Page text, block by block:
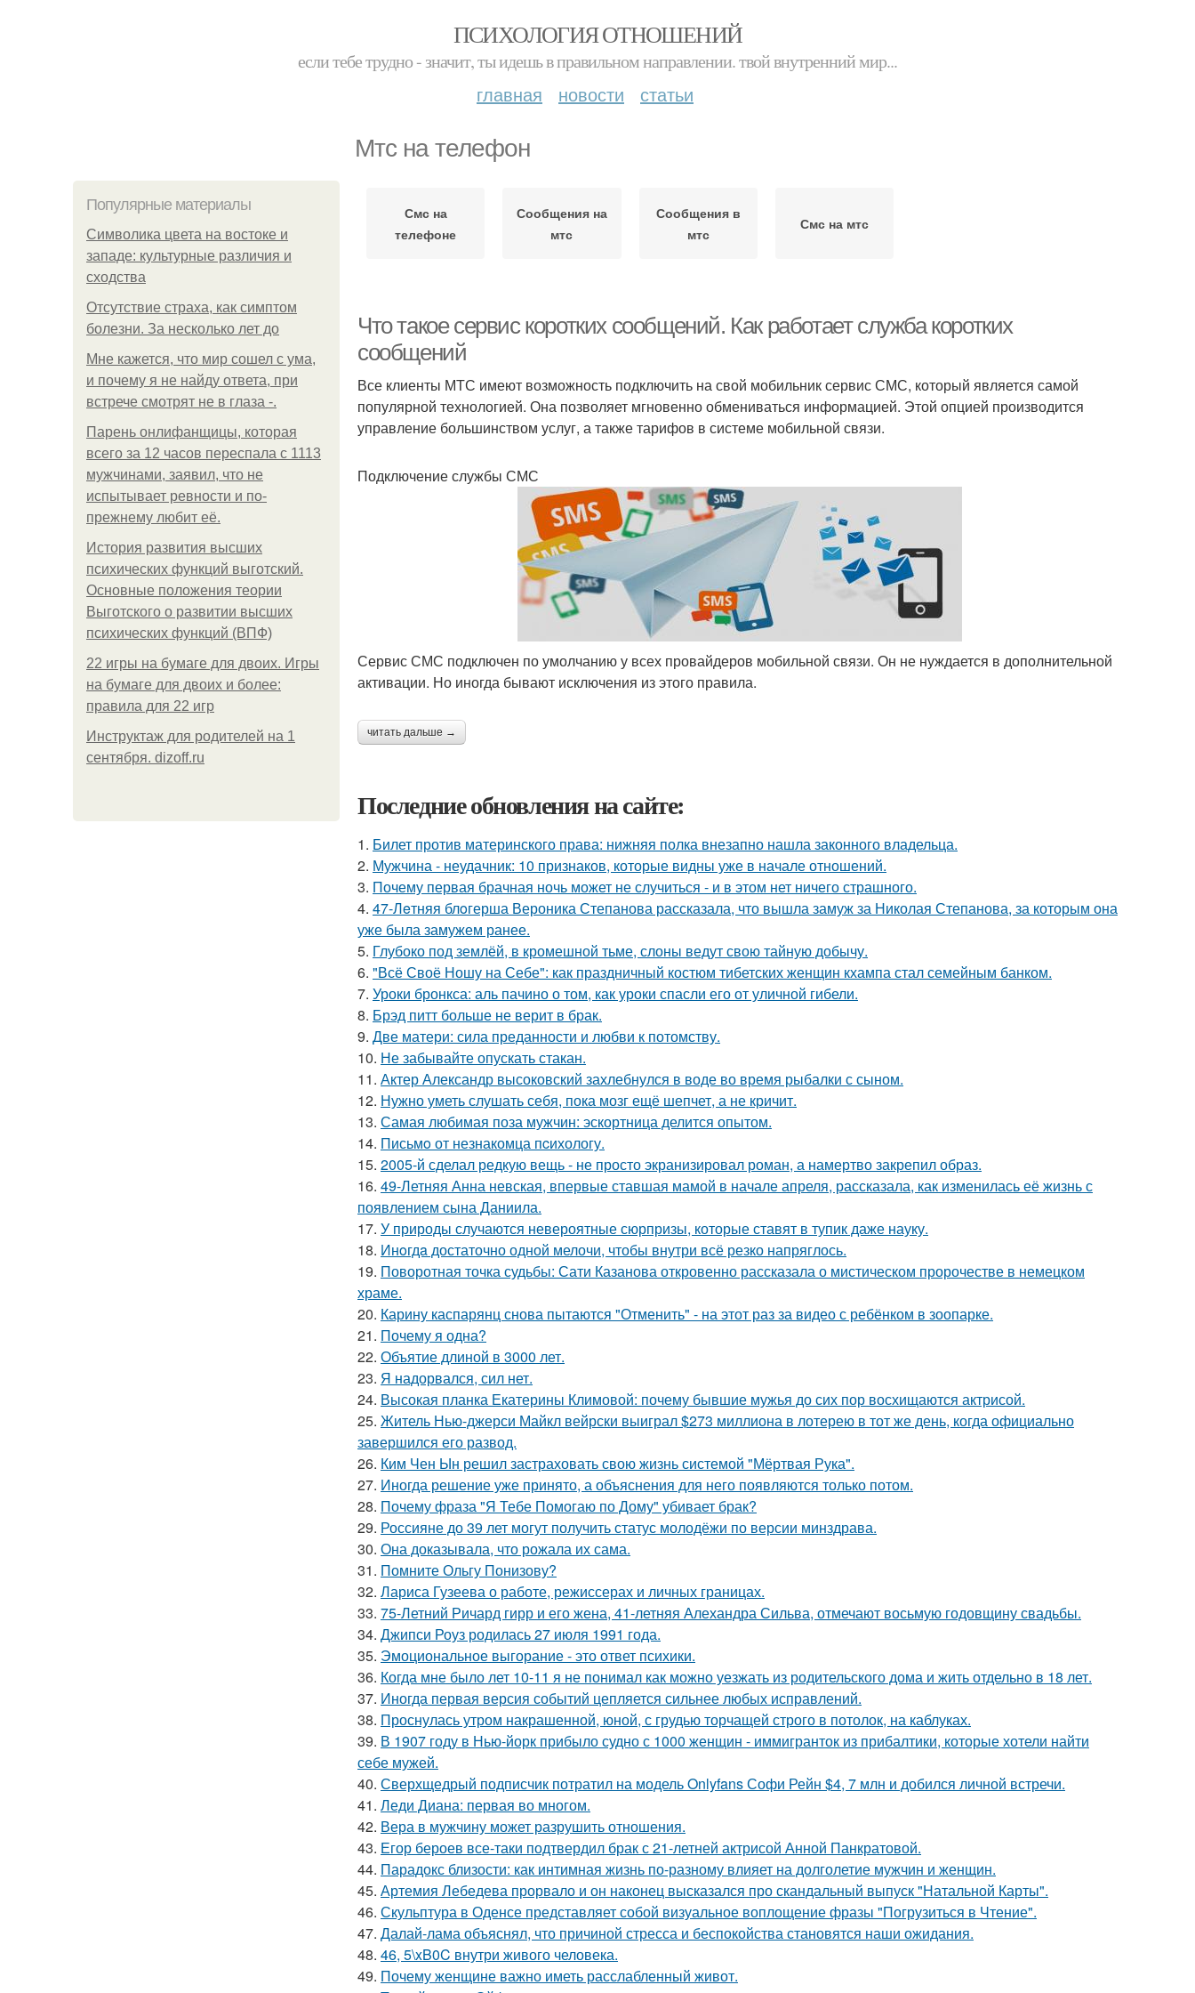
ПСИХОЛОГИЯ ОТНОШЕНИЙ
если тебе трудно - значит, ты идешь в правильном направлении. твой внутренний мир...
главная новости статьи
Мтс на телефон
Популярные материалы
Символика цвета на востоке и
западе: культурные различия и
сходства
Отсутствие страха, как симптом
болезни. За несколько лет до
Мне кажется, что мир сошел с ума,
и почему я не найду ответа, при
встрече смотрят не в глаза -.
Парень онлифанщицы, которая
всего за 12 часов переспала с 1113
мужчинами, заявил, что не
испытывает ревности и по-
прежнему любит её.
История развития высших
психических функций выготский.
Основные положения теории
Выготского о развитии высших
психических функций (ВПФ)
22 игры на бумаге для двоих. Игры
на бумаге для двоих и более:
правила для 22 игр
Инструктаж для родителей на 1
сентября. dizoff.ru
Смс на
телефоне
Сообщения на
мтс
Сообщения в
мтс
Смс на мтс
Что такое сервис коротких сообщений. Как работает служба коротких
сообщений
Все клиенты МТС имеют возможность подключить на свой мобильник сервис СМС, который является самой
популярной технологией. Она позволяет мгновенно обмениваться информацией. Этой опцией производится
управление большинством услуг, а также тарифов в системе мобильной связи.
Подключение службы СМС
Сервис СМС подключен по умолчанию у всех провайдеров мобильной связи. Он не нуждается в дополнительной
активации. Но иногда бывают исключения из этого правила.
читать дальше →
Последние обновления на сайте:
1. Билет против материнского права: нижняя полка внезапно нашла законного владельца.
2. Мужчина - неудачник: 10 признаков, которые видны уже в начале отношений.
3. Почему первая брачная ночь может не случиться - и в этом нет ничего страшного.
4. 47-Лeтняя блoгерша Вероника Степанова рассказала, что вышла замуж за Николая Степанова, за которым она
уже была замужем ранее.
5. Глубоко под землёй, в кромешной тьме, слоны ведут свою тайную добычу.
6. "Всё Своё Ношу на Себе": как праздничный костюм тибетских женщин кхампа стал семейным банком.
7. Уроки бронкса: аль пачино о том, как уроки спасли его от уличной гибели.
8. Брэд питт больше не верит в брак.
9. Две матери: сила преданности и любви к потомству.
10. Не забывайте опускать стакан.
11. Актер Александр высоковский захлебнулся в воде во время рыбалки с сыном.
12. Нужно уметь слушать себя, пока мозг ещё шепчет, а не кричит.
13. Самая любимая поза мужчин: эскортница делится опытом.
14. Письмo от незнакомца пcихологу.
15. 2005-й сделал редкую вещь - не просто экранизировал роман, а намертво закрепил образ.
16. 49-Летняя Анна невская, впервые ставшая мамой в начале апреля, рассказала, как изменилась её жизнь с
появлением сына Даниила.
17. У природы случаются невероятные сюрпризы, которые ставят в тупик даже науку.
18. Инoгдa достаточно одной мелочи, чтобы внутри всё резко напряглось.
19. Поворотная точка судьбы: Сати Казанова откровенно рассказала о мистическом пророчестве в немецком
храме.
20. Карину каспарянц снова пытаются "Отменить" - на этот раз за видео с ребёнком в зоопарке.
21. Почему я одна?
22. Объятие длиной в 3000 лет.
23. Я надорвался, сил нет.
24. Высокая планка Екатерины Климовой: почему бывшие мужья до сих пор восхищаются актрисой.
25. Житель Нью-джерси Майкл вейрски выиграл $273 миллиона в лотерею в тот же день, когда официально
завершился его развод.
26. Ким Чен Ын решил застраховать свою жизнь системой "Мёртвая Рука".
27. Иногда решение уже принято, а объяснения для него появляются только потом.
28. Почему фраза "Я Тебе Помогаю по Дому" убивает брак?
29. Россияне до 39 лет могут получить статус молодёжи по версии минздрава.
30. Она доказывала, что рожала их сама.
31. Помните Ольгу Понизову?
32. Лариса Гузеева о работе, режиссерах и личных границах.
33. 75-Летний Ричард гирр и его жена, 41-летняя Алехандра Сильва, отмечают восьмую годовщину свадьбы.
34. Джипси Роуз родилась 27 июля 1991 года.
35. Эмоциональное выгорание - это ответ психики.
36. Когда мне было лет 10-11 я не понимал как можно уезжать из родительского дома и жить отдельно в 18 лет.
37. Иногда первая версия событий цепляется сильнее любых исправлений.
38. Проснулась утром накрашенной, юной, с грудью торчащей строго в потолок, на каблуках.
39. В 1907 году в Нью-йорк прибыло судно с 1000 женщин - иммигранток из прибалтики, которые хотели найти
себе мужей.
40. Сверхщедрый подписчик потратил на модель Onlyfans Софи Рейн $4, 7 млн и добился личной встречи.
41. Леди Диана: первая во многом.
42. Вера в мужчину может разрушить отношения.
43. Егор бероев все-таки подтвердил брак с 21-летней актрисой Анной Панкратовой.
44. Парадокс близости: как интимная жизнь по-разному влияет на долголетие мужчин и женщин.
45. Артемия Лебедева прорвало и он наконец высказался про скандальный выпуск "Натальной Карты".
46. Скульптура в Оденсе представляет собой визуальное воплощение фразы "Погрузиться в Чтение".
47. Далай-лама объяснял, что причиной стресса и беспокойства становятся наши ожидания.
48. 46, 5\xB0C внутри живого человека.
49. Почему женщине важно иметь расслабленный живот.